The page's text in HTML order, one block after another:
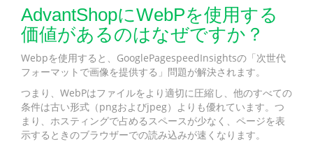
AdvantShopにWebPを使用する
価値があるのはなぜですか？
Webpを使用すると、GooglePagespeedInsightsの「次世代
フォーマットで画像を提供する」問題が解決されます。
つまり、WebPはファイルをより適切に圧縮し、他のすべての
条件は古い形式（pngおよびjpeg）よりも優れています。つ
まり、ホスティングで占めるスペースが少なく、ページを表
示するときのブラウザーでの読み込みが速くなります。